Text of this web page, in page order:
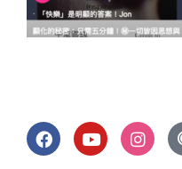
F
a
Y
o
I
n